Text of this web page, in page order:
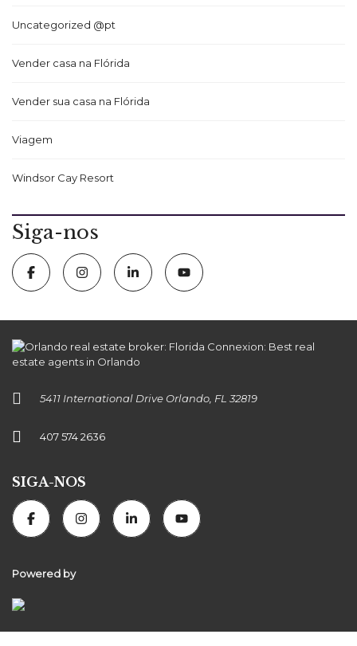
Uncategorized @pt
Vender casa na Flórida
Vender sua casa na Flórida
Viagem
Windsor Cay Resort
Siga-nos
5411 International Drive Orlando, FL 32819
407 574 2636
SIGA-NOS
Powered by